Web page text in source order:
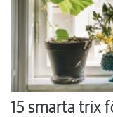
15 smarta trix